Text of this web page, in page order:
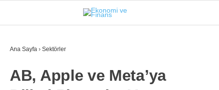
İSTANBUL
GÜNDEM
Ana Sayfa › Sektörler
AB, Apple ve Meta’ya